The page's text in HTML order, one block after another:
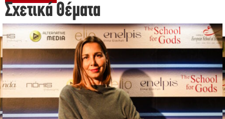
Σχετικά Θέματα